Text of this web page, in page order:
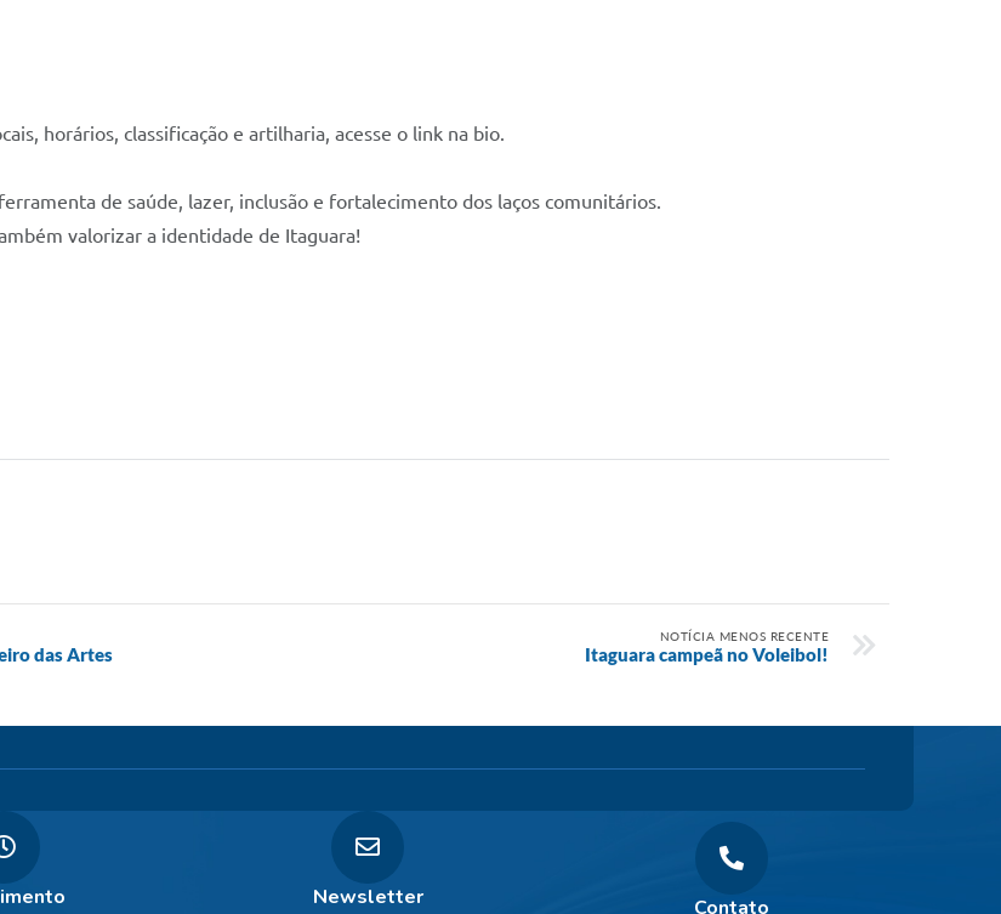
horários, classificação e artilharia, acesse o link na bio.
de saúde, lazer, inclusão e fortalecimento dos laços comunitários.
valorizar a identidade de Itaguara!
das Artes
NOTÍCIA MENOS RECENTE
Itaguara campeã no Voleibol!
Contato
Newsletter